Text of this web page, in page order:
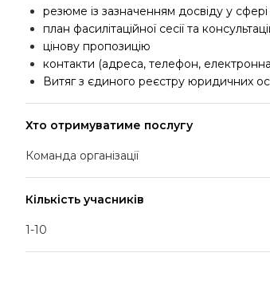
резюме із зазначенням досвіду у сфері
план фасилітаційної сесії та
цінову пропозицію
контакти (адреса, телефон,
Витяг з єдиного реєстру юридичних
Хто отримуватиме послугу
Команда організації
Кількість учасників
1-10